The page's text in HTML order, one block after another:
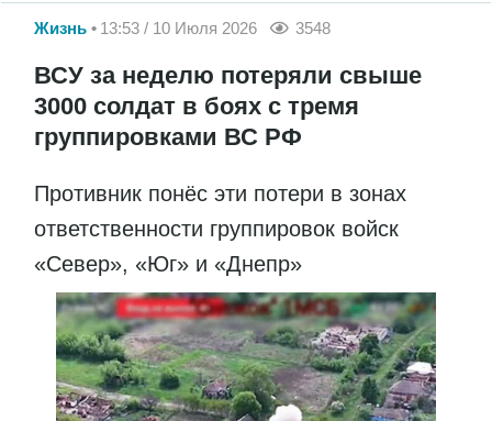
Жизнь 13:53 / 10 Июля 2026 3548
ВСУ за неделю потеряли свыше
3000 солдат в боях с тремя
группировками ВС РФ
Противник понёс эти потери в зонах
ответственности группировок войск
«Север», «Юг» и «Днепр»